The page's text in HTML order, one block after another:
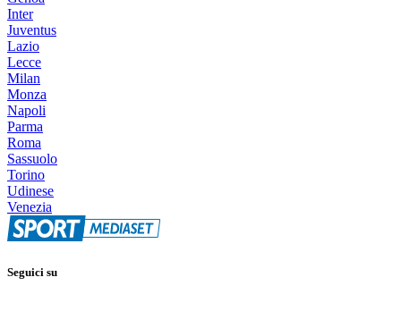
Inter
Juventus
Lazio
Lecce
Milan
Monza
Napoli
Parma
Roma
Sassuolo
Torino
Udinese
Venezia
Seguici su